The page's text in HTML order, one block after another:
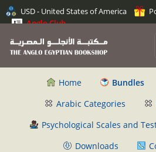
USD - United States of America
Anglo Club
Home Bundles
Arabic Categories
Psychological Scales and
Downloads